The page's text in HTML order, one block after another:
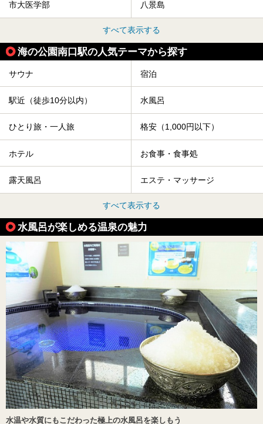
市大医学部 八景島
すべて表示する
海の公園南口駅の人気テーマから探す
サウナ 宿泊
駅近（徒歩10分以内） 水風呂
ひとり旅・一人旅 格安（1,000円以下）
ホテル お食事・食事処
露天風呂 エステ・マッサージ
すべて表示する
水風呂が楽しめる温泉の魅力
水温や水質にもこだわった極上の水風呂を楽しもう